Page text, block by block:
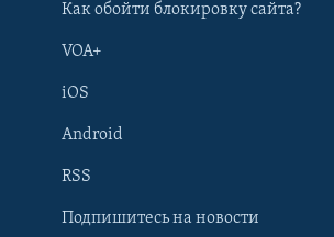
Learning English
Как обойти блокировку сайта?
VOA+
iOS
Android
RSS
Подпишитесь на новости